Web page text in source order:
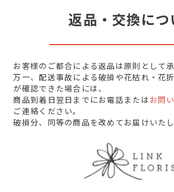
返品・交換につ
お客様のご都合による返品は原則として承
万一、配送事故による破損や花枯れ・花
が確認できた場合には、
商品到着日翌日までにお電話またはお問
ご連絡ください。
破損分、同等の商品を改めてお届けいたし